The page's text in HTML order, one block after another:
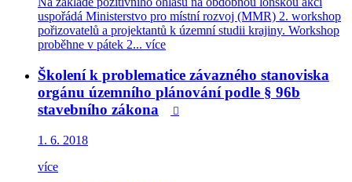
uspořádá Ministerstvo pro místní rozvoj (MMR) 2. workshop
pořizovatelů a projektantů k územní studii krajiny. Workshop
proběhne v pátek 2... více
Školení k problematice závazného stanoviska
orgánu územního plánování podle § 96b
stavebního zákona

1. 6. 2018
více